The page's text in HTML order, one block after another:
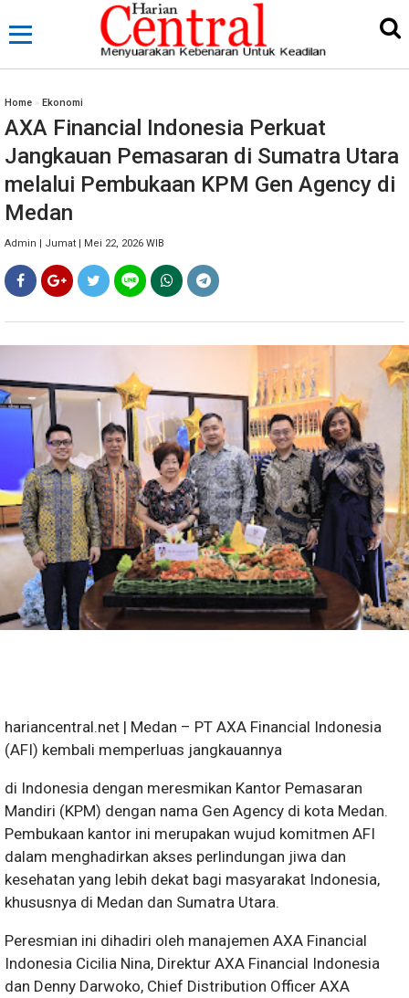
Home » Ekonomi
AXA Financial Indonesia Perkuat
Jangkauan Pemasaran di Sumatra Utara
melalui Pembukaan KPM Gen Agency di
Medan
Admin | Jumat | Mei 22, 2026 WIB
hariancentral.net | Medan – PT AXA Financial Indonesia
(AFI) kembali memperluas jangkauannya
di Indonesia dengan meresmikan Kantor Pemasaran
Mandiri (KPM) dengan nama Gen Agency di kota Medan.
Pembukaan kantor ini merupakan wujud komitmen AFI
dalam menghadirkan akses perlindungan jiwa dan
kesehatan yang lebih dekat bagi masyarakat Indonesia,
khususnya di Medan dan Sumatra Utara.
Peresmian ini dihadiri oleh manajemen AXA Financial
Indonesia Cicilia Nina, Direktur AXA Financial Indonesia
dan Denny Darwoko, Chief Distribution Officer AXA